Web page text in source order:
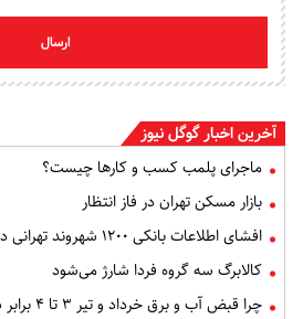
ارسال
آخرین اخبار گوگل نیوز
ماجرای پلمب کسب و کارها چیست؟
بازار مسکن تهران در فاز انتظار
افشای اطلاعات بانکی ۱۲۰۰ شهروند تهرانی در یک غرفه میوه و تره‌بار
کالابرگ سه گروه فردا شارژ می‌شود
چرا قبض آب و برق خرداد و تیر ۳ تا ۴ برابر شده؟